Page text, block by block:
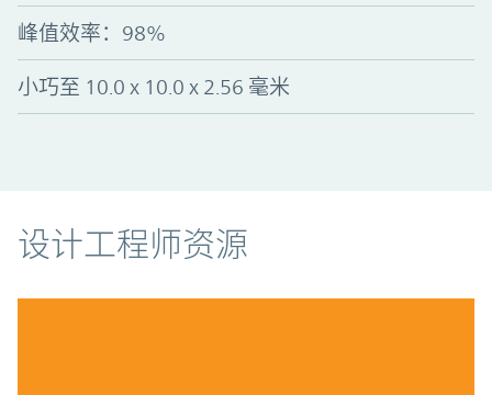
峰值效率： 98%
小巧至 10.0 x 10.0 x 2.56 毫米
资源
设计工程师资源